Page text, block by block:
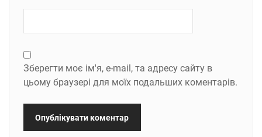
Зберегти моє ім'я, e-mail, та адресу сайту в
цьому браузері для моїх подальших коментарів.